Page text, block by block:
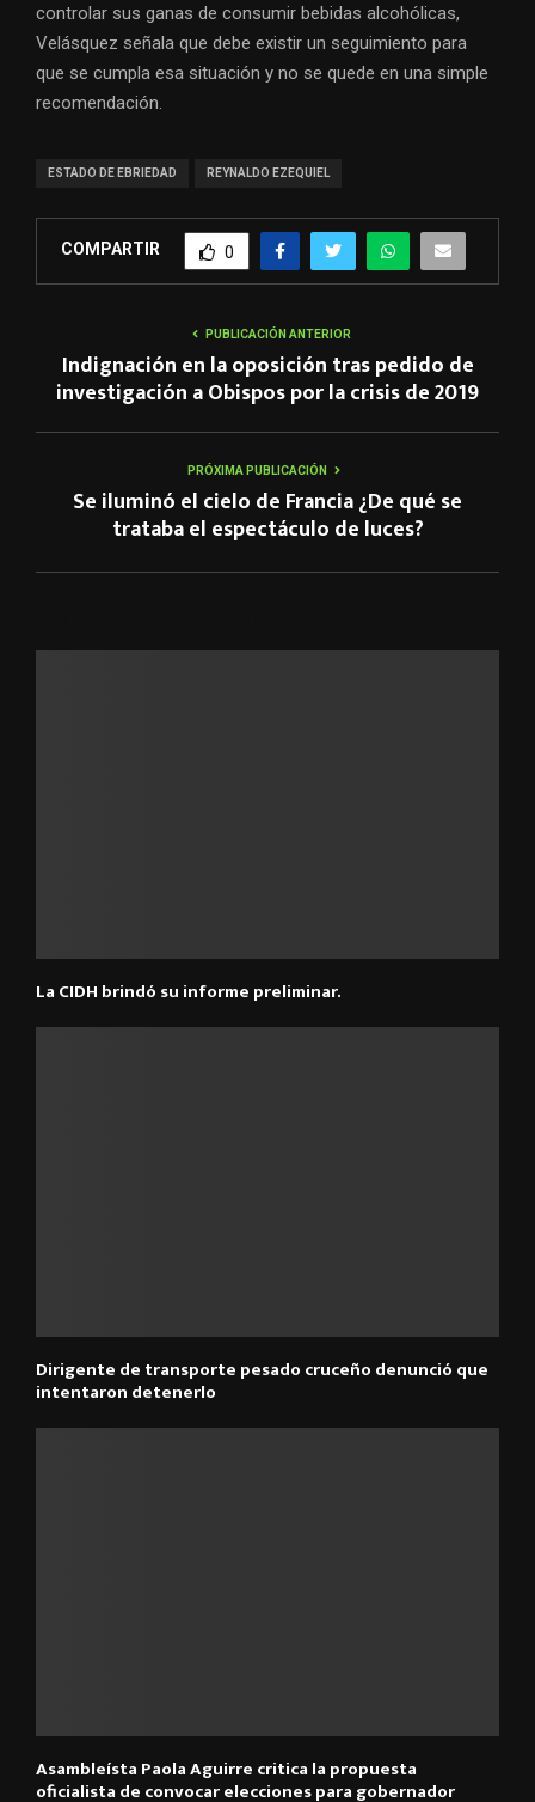
controlar sus ganas de consumir bebidas alcohólicas,
Velásquez señala que debe existir un seguimiento para
que se cumpla esa situación y no se quede en una simple
recomendación.
ESTADO DE EBRIEDAD REYNALDO EZEQUIEL
COMPARTIR 0
PUBLICACIÓN ANTERIOR
Indignación en la oposición tras pedido de
investigación a Obispos por la crisis de 2019
PRÓXIMA PUBLICACIÓN
Se iluminó el cielo de Francia ¿De qué se
trataba el espectáculo de luces?
La CIDH brindó su informe preliminar.
Dirigente de transporte pesado cruceño denunció que
intentaron detenerlo
Asambleísta Paola Aguirre critica la propuesta
oficialista de convocar elecciones para gobernador